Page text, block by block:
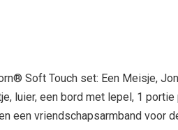
Soft Touch set: Een Meisje,
luier, een bord met lepel, 1 portie
een vriendschapsarmband voor